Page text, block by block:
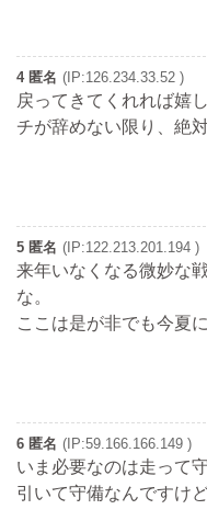
4 匿名 (IP:126.234.33.52 )
戻ってきてくれれば嬉
チが辞めない限り、絶
5 匿名 (IP:122.213.201.194 )
来年いなくなる微妙な
な。
ここは是が非でも今夏
6 匿名 (IP:59.166.166.149 )
いま必要なのは走って
引いて守備なんですけど